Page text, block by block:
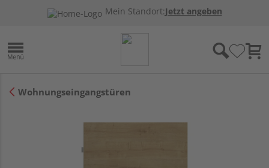
Mein Standort:Jetzt angeben
Wohnungseingangstüren